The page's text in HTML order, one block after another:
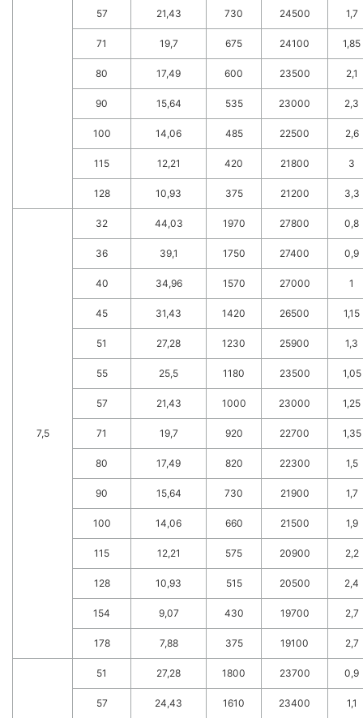
57 21,43 730 24500 1,7
71 19,7 675 24100 1,85
80 17,49 600 23500 2,1
90 15,64 535 23000 2,3
100 14,06 485 22500 2,6
115 12,21 420 21800 3
128 10,93 375 21200 3,3
7,5
32 44,03 1970 27800 0,8
36 39,1 1750 27400 0,9
40 34,96 1570 27000 1
45 31,43 1420 26500 1,15
51 27,28 1230 25900 1,3
55 25,5 1180 23500 1,05
57 21,43 1000 23000 1,25
71 19,7 920 22700 1,35
80 17,49 820 22300 1,5
90 15,64 730 21900 1,7
100 14,06 660 21500 1,9
115 12,21 575 20900 2,2
128 10,93 515 20500 2,4
154 9,07 430 19700 2,7
178 7,88 375 19100 2,7
51 27,28 1800 23700 0,9
57 24,43 1610 23400 1,1